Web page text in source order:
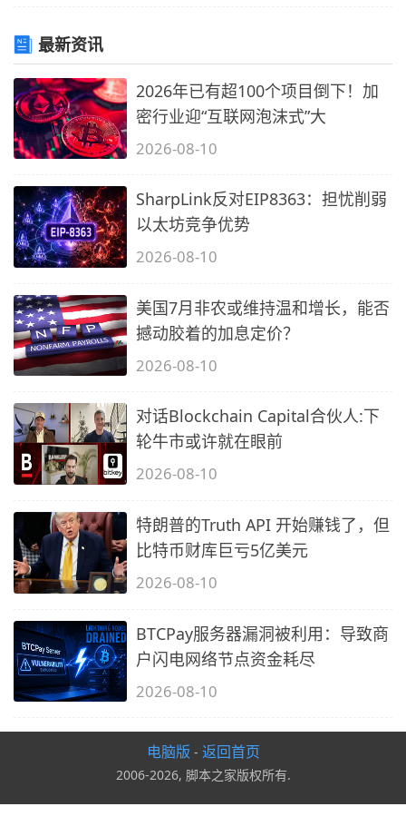
最新资讯
2026年已有超100个项目倒下！加
密行业迎“互联网泡沫式”大
2026-08-10
SharpLink反对EIP8363：担忧削弱
以太坊竞争优势
2026-08-10
美国7月非农或维持温和增长，能否
撼动胶着的加息定价？
2026-08-10
对话Blockchain Capital合伙人:下
轮牛市或许就在眼前
2026-08-10
特朗普的Truth API 开始赚钱了，但
比特币财库巨亏5亿美元
2026-08-10
BTCPay服务器漏洞被利用：导致商
户闪电网络节点资金耗尽
2026-08-10
电脑版 - 返回首页
2006-2026, 脚本之家版权所有.